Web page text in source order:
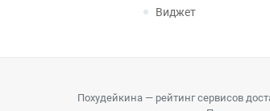
Виджет
Похудейкина — рейтинг сервисов